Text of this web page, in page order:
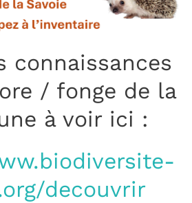
connaissances
/ fonge de la
à voir ici :
decouvrir